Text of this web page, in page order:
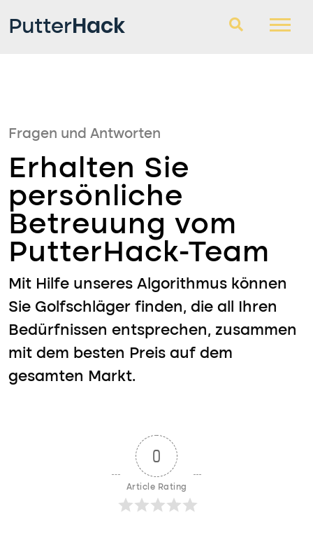
PutterHack
Fragen und Antworten
Erhalten Sie
persönliche
Betreuung vom
PutterHack-Team
Mit Hilfe unseres Algorithmus können
Sie Golfschläger finden, die all Ihren
Bedürfnissen entsprechen, zusammen
mit dem besten Preis auf dem
gesamten Markt.
0
Article Rating